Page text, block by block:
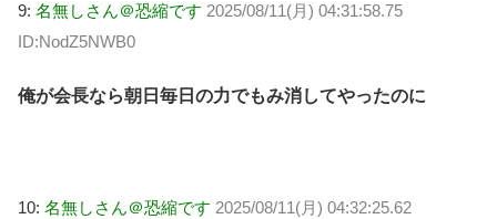
9: 名無しさん＠恐縮です 2025/08/11(月) 04:31:58.75
ID:NodZ5NWB0
俺が会長なら朝日毎日の力でもみ消してやったのに
10: 名無しさん＠恐縮です 2025/08/11(月) 04:32:25.62